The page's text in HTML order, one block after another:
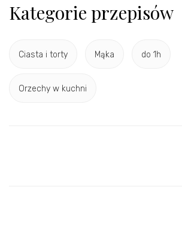
Kategorie przepisów
Ciasta i torty Mąka do 1h
Orzechy w kuchni